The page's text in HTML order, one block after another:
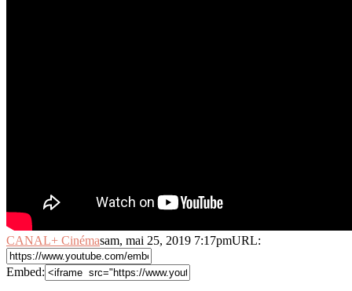
CANAL+ Cinémasam, mai 25, 2019 7:17pmURL:
Embed: